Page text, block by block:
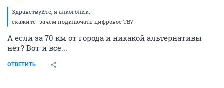
Здравствуйте, я алкоголик.
скажите- зачем подключать цифровое ТВ?
А если за 70 км от города и никакой альтернативы
нет? Вот и все...
ОТВЕТИТЬ